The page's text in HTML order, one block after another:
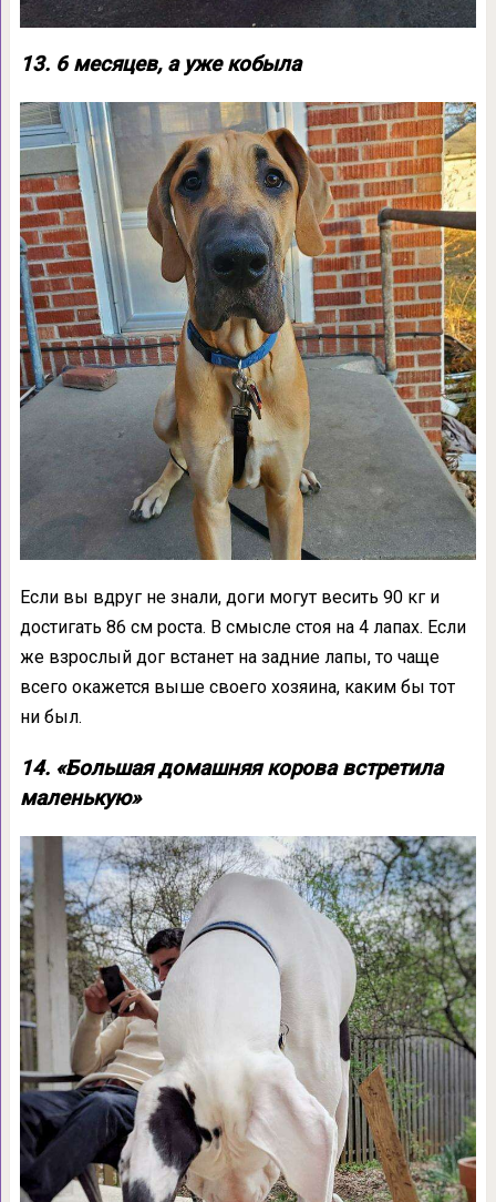
13. 6 месяцев, а уже кобыла
Если вы вдруг не знали, доги могут весить 90 кг и
достигать 86 см роста. В смысле стоя на 4 лапах. Если
же взрослый дог встанет на задние лапы, то чаще
всего окажется выше своего хозяина, каким бы тот
ни был.
14. «Большая домашняя корова встретила
маленькую»